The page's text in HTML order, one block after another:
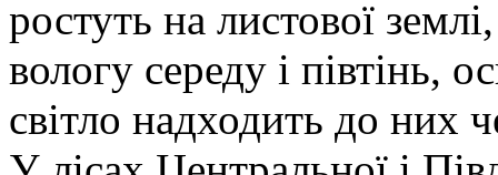
ростуть на листової
вологу середу і півтінь,
світло надходить до них